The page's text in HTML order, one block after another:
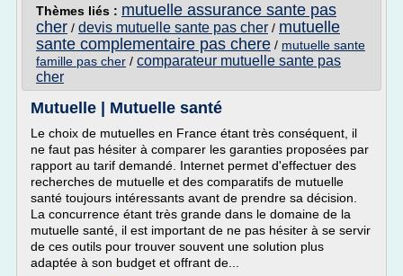
Thèmes liés : mutuelle assurance sante pas
cher / devis mutuelle sante pas cher / mutuelle
sante complementaire pas chere / mutuelle sante
famille pas cher / comparateur mutuelle sante pas
cher
Mutuelle | Mutuelle santé
Le choix de mutuelles en France étant très conséquent, il
ne faut pas hésiter à comparer les garanties proposées par
rapport au tarif demandé. Internet permet d'effectuer des
recherches de mutuelle et des comparatifs de mutuelle
santé toujours intéressants avant de prendre sa décision.
La concurrence étant très grande dans le domaine de la
mutuelle santé, il est important de ne pas hésiter à se servir
de ces outils pour trouver souvent une solution plus
adaptée à son budget et offrant de...